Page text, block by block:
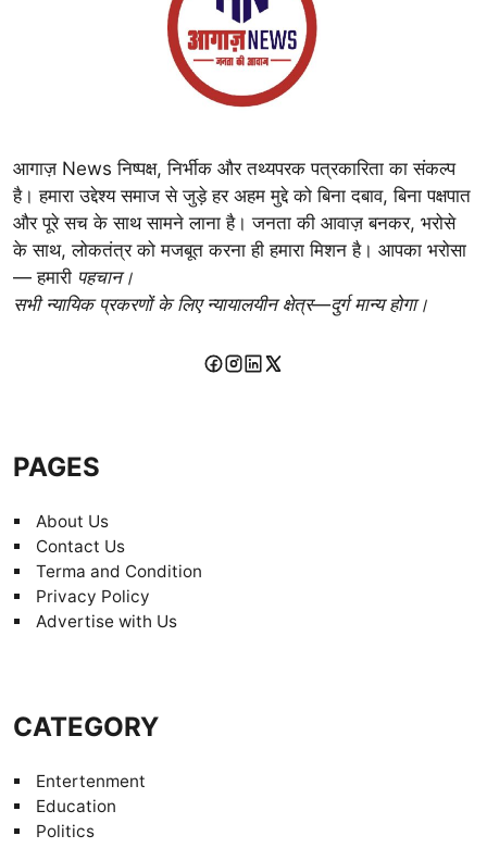
आगाज़ News निष्पक्ष, निर्भीक और तथ्यपरक पत्रकारिता का संकल्प
है। हमारा उद्देश्य समाज से जुड़े हर अहम मुद्दे को बिना दबाव, बिना पक्षपात
और पूरे सच के साथ सामने लाना है। जनता की आवाज़ बनकर, भरोसे
के साथ, लोकतंत्र को मजबूत करना ही हमारा मिशन है। आपका भरोसा
— हमारी पहचान।
सभी न्यायिक प्रकरणों के लिए न्यायालयीन क्षेत्र—दुर्ग मान्य होगा।
PAGES
About Us
Contact Us
Terma and Condition
Privacy Policy
Advertise with Us
CATEGORY
Entertenment
Education
Politics